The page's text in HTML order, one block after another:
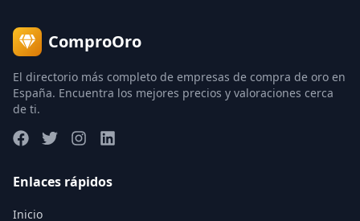
ComproOro
El directorio más completo de empresas de compra de oro en
España. Encuentra los mejores precios y valoraciones cerca
de ti.
Enlaces rápidos
Inicio